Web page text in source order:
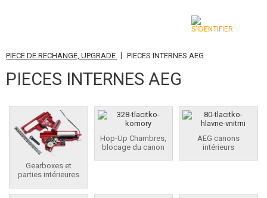
CATÉGORIES
AIRSOFT GUNS
ARMES AIR COMPRIMÉ, LANCE-PIERRES
LANCE-GRENADES, GRENADES
BILLES, GAZ
BATTERIES, CHARGEURS
PIECE DE RECHANGE, UPGRADE | PIECES INTERNES AEG
PIECES INTERNES AEG
Gearboxes et
parties intérieures
Hop-Up Chambres,
blocage du canon
AEG canons
intérieurs